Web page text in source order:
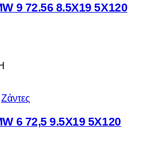
9 72.56 8.5X19 5X120
Ζάντες
6 72,5 9.5X19 5X120